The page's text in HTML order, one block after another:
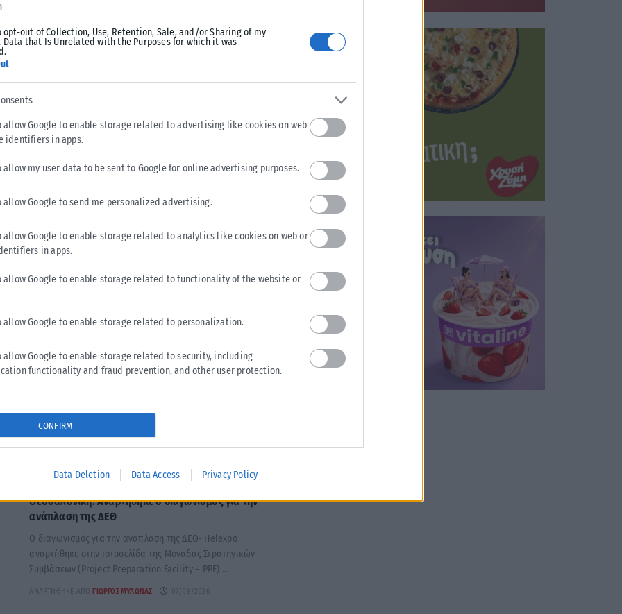
opt-out of Collection, Use, Retention, Sale, and/or Sharing of my
Data that Is Unrelated with the Purposes for which it was
allow Google to enable storage related to advertising like cookies on web
identifiers in apps.
allow my user data to be sent to Google for online advertising purposes.
allow Google to send me personalized advertising.
allow Google to enable storage related to analytics like cookies on web or
in apps.
allow Google to enable storage related to functionality of the website or
allow Google to enable storage related to personalization.
allow Google to enable storage related to security, including
functionality and fraud prevention, and other user protection.
CONFIRM
Data Deletion Data Access Privacy Policy
Εύοσμο, εκεί όπου ο δήμαρχος κ. Αλεξανδρίδης τον
αλλά κυρίως για τη σχολική στέγη. Όπως είπε στο ΑΠΕ –
Σχολείο στην οδό Μακρυγιάννη, ενώ του έκανε
άνωθεν του περιφερειακού, αλλά και για το στάδιο
μελέτες. Ο κ. Αλεξανδρίδης έθεσε, επίσης, το θέμα της
αθλητικό πάρκο που παρέμεινε ημιτελές για
του Μετρό προς τη δυτική Θεσσαλονίκη, ώστε να
του Ευόσμου και του Ελευθερίου Κορδελιού.
ΕΛΛΆΔΑ
Θεσσαλονίκη: Αναρτήθηκε o διαγωνισμός για την
ανάπλαση της ΔΕΘ
Ο διαγωνισμός για την ανάπλαση της ΔΕΘ- Helexpo
αναρτήθηκε στην ιστοσελίδα της Μονάδας Στρατηγικών
Συμβάσεων (Project Preparation Facility – PPF) ...
ΓΙΏΡΓΟΣ ΜΥΛΩΝΆΣ 07/08/2026